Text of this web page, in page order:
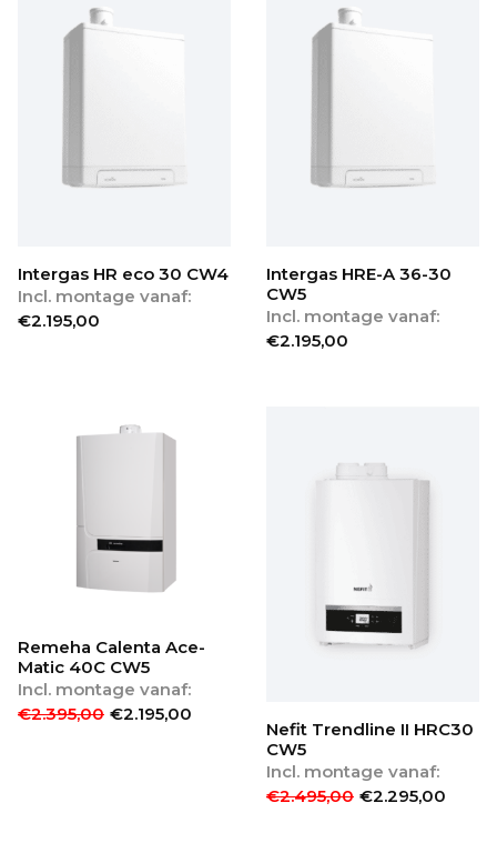
Intergas HR eco 30 CW4
Incl. montage vanaf:
€2.195,00
Intergas HRE-A 36-30
CW5
Incl. montage vanaf:
€2.195,00
Remeha Calenta Ace-
Matic 40C CW5
Incl. montage vanaf:
€2.395,00 €2.195,00
Nefit Trendline II HRC30
CW5
Incl. montage vanaf:
€2.495,00 €2.295,00